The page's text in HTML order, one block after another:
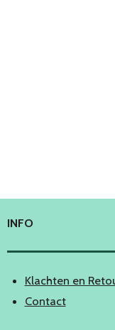
INFO
Klachten en
Contact